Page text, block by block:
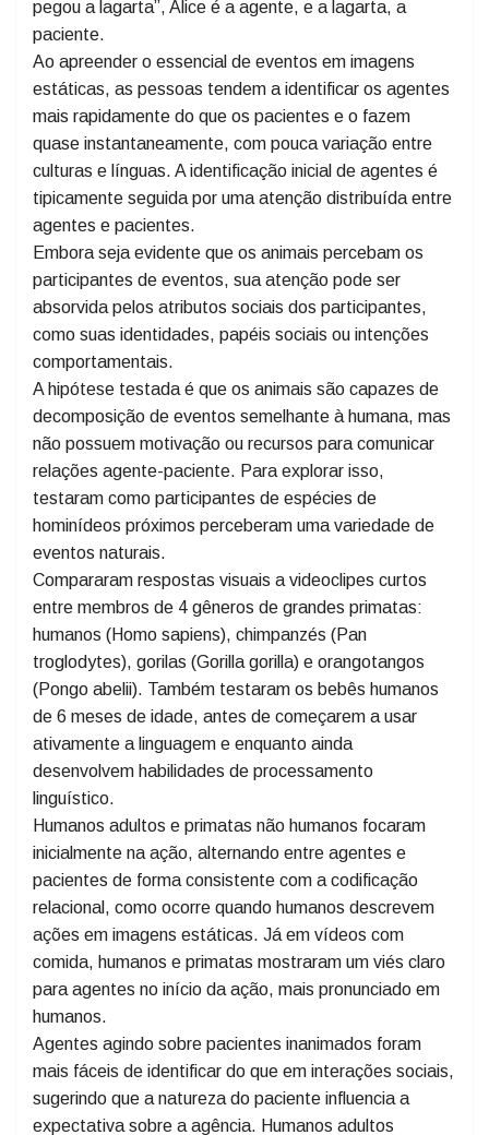
Um mecanismo importante é a tendência de falantes e
ouvintes a decompor eventos em relações agente-
paciente, por exemplo, em uma sentença como “Alice
pegou a lagarta”, Alice é a agente, e a lagarta, a
paciente.
Ao apreender o essencial de eventos em imagens
estáticas, as pessoas tendem a identificar os agentes
mais rapidamente do que os pacientes e o fazem
quase instantaneamente, com pouca variação entre
culturas e línguas. A identificação inicial de agentes é
tipicamente seguida por uma atenção distribuída entre
agentes e pacientes.
Embora seja evidente que os animais percebam os
participantes de eventos, sua atenção pode ser
absorvida pelos atributos sociais dos participantes,
como suas identidades, papéis sociais ou intenções
comportamentais.
A hipótese testada é que os animais são capazes de
decomposição de eventos semelhante à humana, mas
não possuem motivação ou recursos para comunicar
relações agente-paciente. Para explorar isso,
testaram como participantes de espécies de
hominídeos próximos perceberam uma variedade de
eventos naturais.
Compararam respostas visuais a videoclipes curtos
entre membros de 4 gêneros de grandes primatas:
humanos (Homo sapiens), chimpanzés (Pan
troglodytes), gorilas (Gorilla gorilla) e orangotangos
(Pongo abelii). Também testaram os bebês humanos
de 6 meses de idade, antes de começarem a usar
ativamente a linguagem e enquanto ainda
desenvolvem habilidades de processamento
linguístico.
Humanos adultos e primatas não humanos focaram
inicialmente na ação, alternando entre agentes e
pacientes de forma consistente com a codificação
relacional, como ocorre quando humanos descrevem
ações em imagens estáticas. Já em vídeos com
comida, humanos e primatas mostraram um viés claro
para agentes no início da ação, mais pronunciado em
humanos.
Agentes agindo sobre pacientes inanimados foram